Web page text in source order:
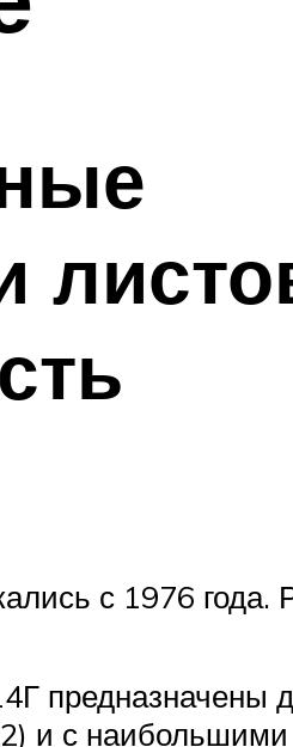
с 1976 года.
предназначены
и с